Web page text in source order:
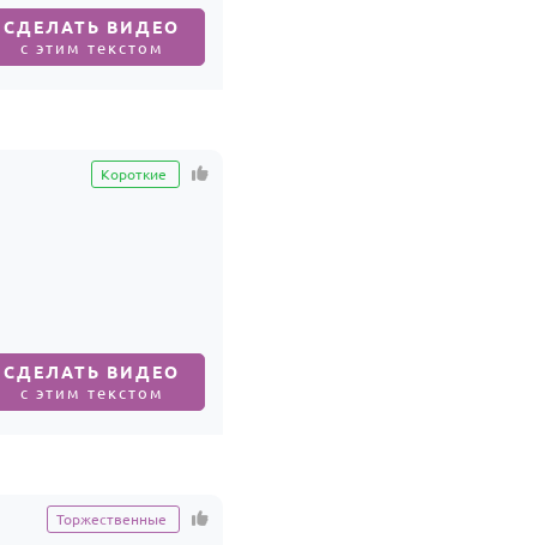
СДЕЛАТЬ ВИДЕО
с этим текстом
Короткие
СДЕЛАТЬ ВИДЕО
с этим текстом
Торжественные